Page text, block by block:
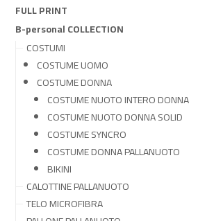
FULL PRINT
B-personal COLLECTION
COSTUMI
COSTUME UOMO
COSTUME DONNA
COSTUME NUOTO INTERO DONNA
COSTUME NUOTO DONNA SOLID
COSTUME SYNCRO
COSTUME DONNA PALLANUOTO
BIKINI
CALOTTINE PALLANUOTO
TELO MICROFIBRA